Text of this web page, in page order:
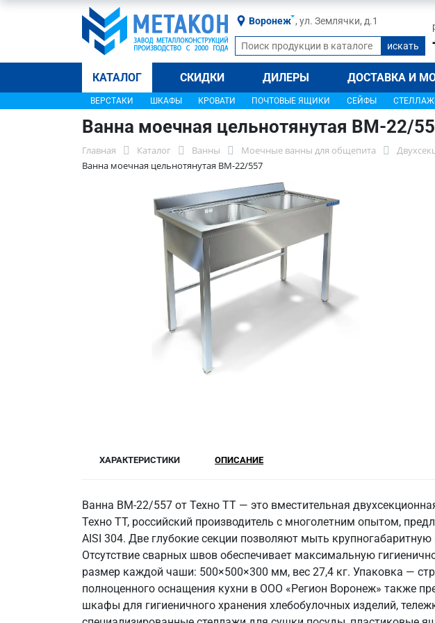
Воронеж , ул. Землячки, д.1
КАТАЛОГ СКИДКИ ДИЛЕРЫ ДОСТАВКА И
ВЕРСТАКИ ШКАФЫ КРОВАТИ ПОЧТОВЫЕ ЯЩИКИ СЕЙФЫ
Ванна моечная цельнотянутая ВМ-22/
Главная Каталог Ванны Моечные ванны для общепита
Ванна моечная цельнотянутая ВМ-22/557
ХАРАКТЕРИСТИКИ ОПИСАНИЕ
Ванна ВМ-22/557 от Техно ТТ — это вместительная
Техно ТТ, российский производитель с многолетним опытом,
AISI 304. Две глубокие секции позволяют мыть
Отсутствие сварных швов обеспечивает максимальную
размер каждой чаши: 500×500×300 мм, вес 27,4 кг. Упаковка —
полноценного оснащения кухни в ООО «Регион Воронеж» также
шкафы для гигиеничного хранения хлебобулочных изделий,